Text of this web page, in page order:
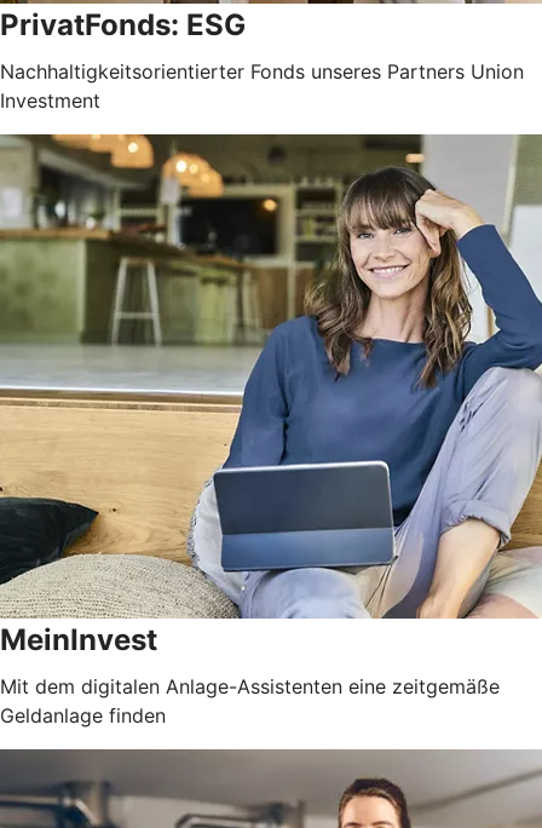
PrivatFonds: ESG
Nachhaltigkeitsorientierter Fonds unseres Partners Union
Investment
MeinInvest
Mit dem digitalen Anlage-Assistenten eine zeitgemäße
Geldanlage finden